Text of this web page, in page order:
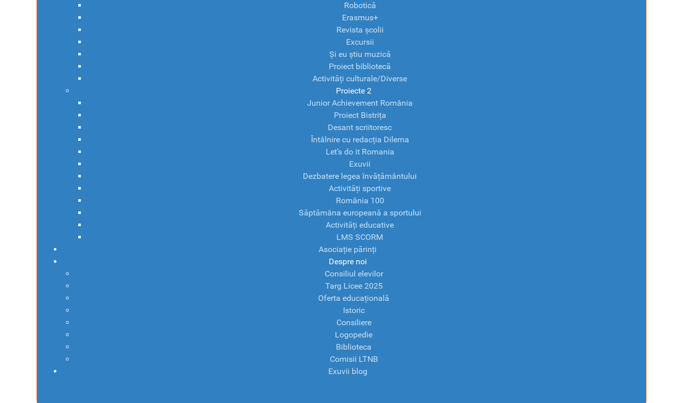
Robotică
Erasmus+
Revista școlii
Excursii
Și eu știu muzică
Proiect bibliotecă
Activități culturale/Diverse
Proiecte 2
Junior Achievement România
Proiect Bistrița
Desant scriitoresc
Întâlnire cu redacția Dilema
Let’s do it Romania
Exuvii
Dezbatere legea învățământului
Activități sportive
România 100
Săptămâna europeană a sportului
Activități educative
LMS SCORM
Asociație părinți
Despre noi
Consiliul elevilor
Targ Licee 2025
Oferta educațională
Istoric
Consiliere
Logopedie
Biblioteca
Comisii LTNB
Exuvii blog